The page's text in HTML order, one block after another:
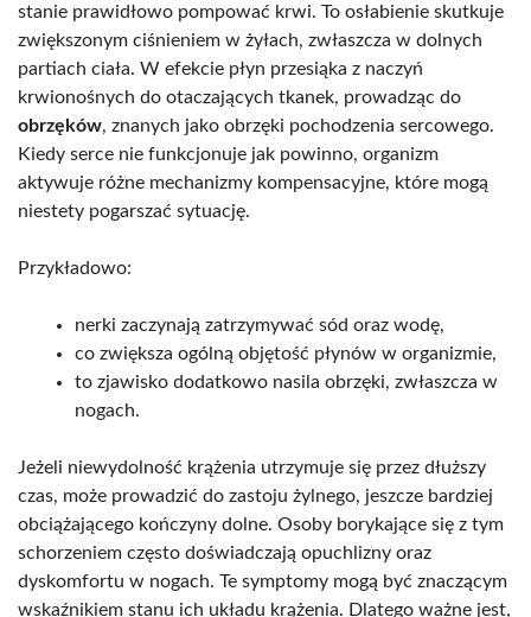
stanie prawidłowo pompować krwi. To osłabienie skutkuje
zwiększonym ciśnieniem w żyłach, zwłaszcza w dolnych
partiach ciała. W efekcie płyn przesiąka z naczyń
krwionośnych do otaczających tkanek, prowadząc do
obrzęków, znanych jako obrzęki pochodzenia sercowego.
Kiedy serce nie funkcjonuje jak powinno, organizm
aktywuje różne mechanizmy kompensacyjne, które mogą
niestety pogarszać sytuację.
Przykładowo:
nerki zaczynają zatrzymywać sód oraz wodę,
co zwiększa ogólną objętość płynów w organizmie,
to zjawisko dodatkowo nasila obrzęki, zwłaszcza w
nogach.
Jeżeli niewydolność krążenia utrzymuje się przez dłuższy
czas, może prowadzić do zastoju żylnego, jeszcze bardziej
obciążającego kończyny dolne. Osoby borykające się z tym
schorzeniem często doświadczają opuchlizny oraz
dyskomfortu w nogach. Te symptomy mogą być znaczącym
wskaźnikiem stanu ich układu krążenia. Dlatego ważne jest,